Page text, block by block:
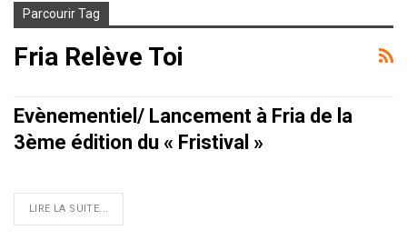
Parcourir Tag
Fria Relève Toi
Evènementiel/ Lancement à Fria de la
3ème édition du « Fristival »
LIRE LA SUITE...